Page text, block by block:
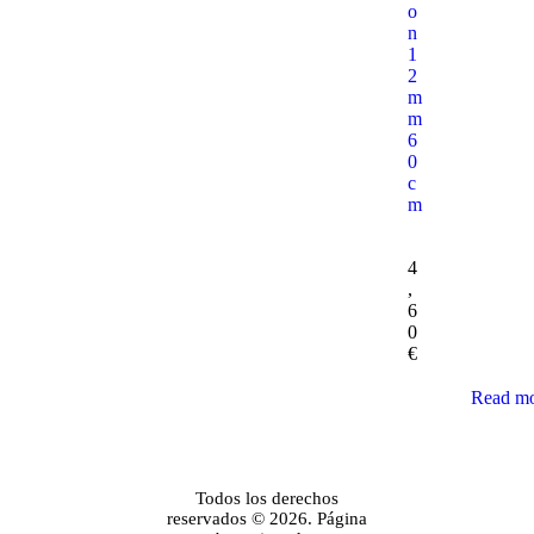
o
n
1
2
m
m
6
0
c
m
4
,
6
0
€
Read
Todos los derechos
reservados © 2026. Página